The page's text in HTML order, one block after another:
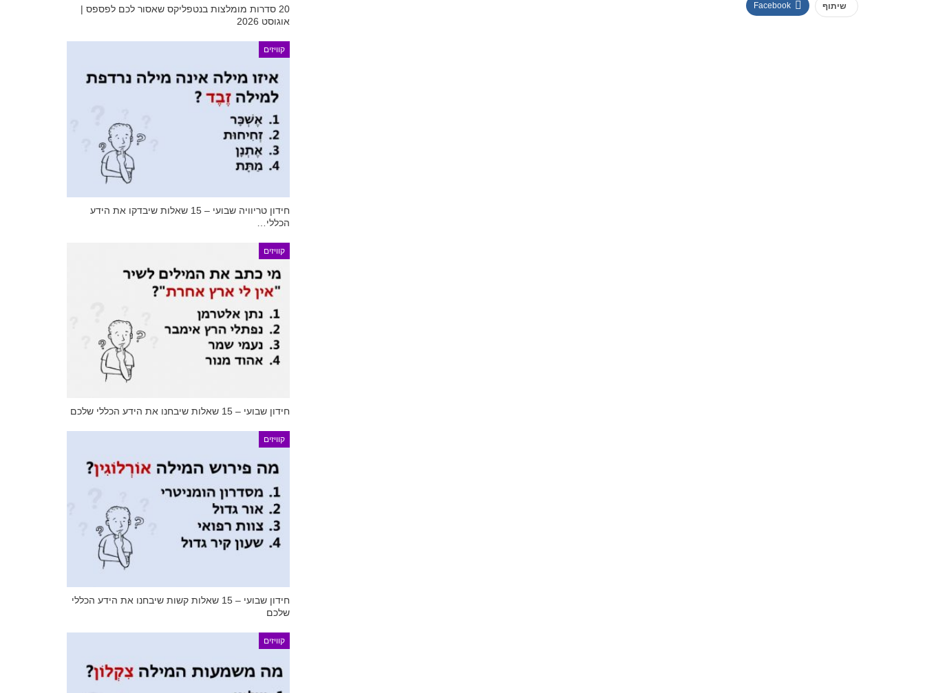
שיתוף Facebook
20 סדרות מומלצות בנטפליקס שאסור לכם לפספס |
אוגוסט 2026
קוויזים
חידון טריוויה שבועי – 15 שאלות שיבדקו את הידע
הכללי…
קוויזים
חידון שבועי – 15 שאלות שיבחנו את הידע הכללי שלכם
קוויזים
חידון שבועי – 15 שאלות קשות שיבחנו את הידע הכללי
שלכם
קוויזים